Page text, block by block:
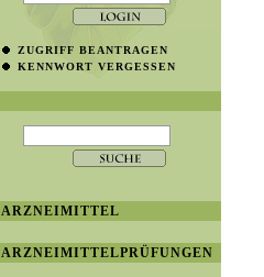
ZUGRIFF BEANTRAGEN
KENNWORT VERGESSEN
ARZNEIMITTEL
ARZNEIMITTELPRÜFUNGEN